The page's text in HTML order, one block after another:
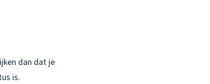
dan dat je
is.